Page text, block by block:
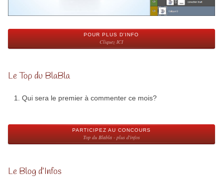
POUR PLUS D'INFO
Cliquez ICI
Le Top du BlaBla
Qui sera le premier à commenter ce mois?
PARTICIPEZ AU CONCOURS
Top du Blabla - plus d'infos
Le Blog d’Infos